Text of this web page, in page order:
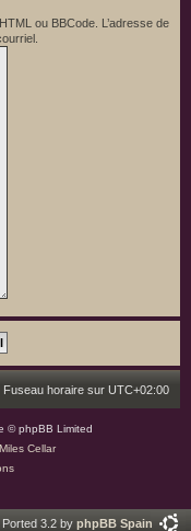
ou BBCode. L’adresse de
Fuseau horaire sur UTC+02:00
© phpBB Limited
Miles Cellar
Ported 3.2 by phpBB Spain